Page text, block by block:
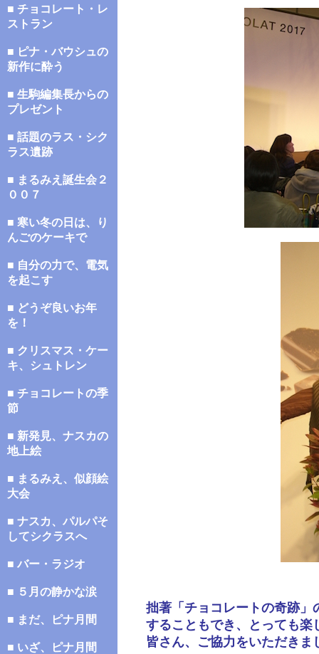
■ チョコレート・レ
ストラン
■ ピナ・バウシュの
新作に酔う
■ 生駒編集長からの
プレゼント
■ 話題のラス・シク
ラス遺跡
■ まるみえ誕生会２
００７
■ 寒い冬の日は、り
んごのケーキで
■ 自分の力で、電気
を起こす
■ どうぞ良いお年
を！
■ クリスマス・ケー
キ、シュトレン
■ チョコレートの季
節
■ 新発見、ナスカの
地上絵
■ まるみえ、似顔絵
大会
■ ナスカ、パルパそ
してシクラスへ
■ バー・ラジオ
■ ５月の静かな涙
■ まだ、ピナ月間
■ いざ、ピナ月間
拙著「チョコレートの奇跡」
することもでき、とっても楽
皆さん、ご協力をいただき